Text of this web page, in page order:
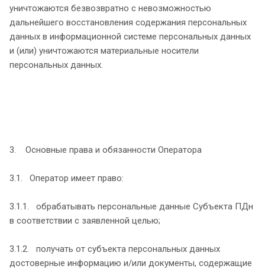
уничтожаются безвозвратно с невозможностью
дальнейшего восстановления содержания персональных
данных в информационной системе персональных данных
и (или) уничтожаются материальные носители
персональных данных.
3. Основные права и обязанности Оператора
3.1. Оператор имеет право:
3.1.1. обрабатывать персональные данные Субъекта ПДн
в соответствии с заявленной целью;
3.1.2. получать от субъекта персональных данных
достоверные информацию и/или документы, содержащие